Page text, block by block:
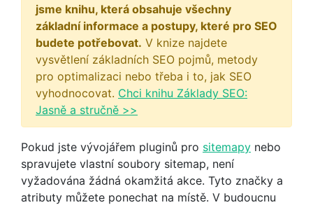
jsme knihu, která obsahuje všechny
základní informace a postupy, které pro SEO
budete potřebovat. V knize najdete
vysvětlení základních SEO pojmů, metody
pro optimalizaci nebo třeba i to, jak SEO
vyhodnocovat. Chci knihu Základy SEO:
Jasně a stručně >>
Pokud jste vývojářem pluginů pro sitemapy nebo
spravujete vlastní soubory sitemap, není
vyžadována žádná okamžitá akce. Tyto značky a
atributy můžete ponechat na místě. V budoucnu